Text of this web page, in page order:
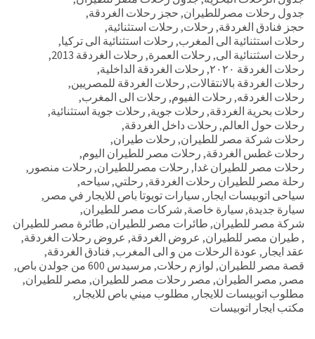
جدول رحلات مصرللطيران, حجز رحلات الغردقة,
حجز فنادق الغردقة, رحلات, رحلات استثنائية,
رحلات استثنائية الى المغرب, رحلات استثنائية الى تركيا,
رحلات اسثتنائية الى, رحلات العمرة, رحلات الغردقة 2013
,
رحلات الغردقة ٢٠٢٠
, رحلات الغردقة الداخلية,
رحلات الغردقة بالانتقالات, رحلات الغردقة للمصريين,
رحلات الغردقه, رحلات الفيوم, رحلات الى المغرب,
رحلات بحرية الغردقة, رحلات جوية, رحلات جوية استثنائية,
رحلات حول العالم, رحلات داخل الغردقة,
رحلات شركة مصر للطيران, رحلات طيران,
رحلات غطس الغردقة, رحلات مصر للطيران اليوم,
رحلات مصر للطيران غدا, رحلات مصرللطيران, رحلات منصور ,
رحلة مصر للطيران رحلات الغردقة, رحلتي, سياحه,
سياحى اتوبيسات ايجار , سيارات تويوتا باص للايجار في مصر ,
سيارة جديدة, سيارة خاصة, شركات مصر للطيران,
شركة مصر للطيران, طائرات مصر للطيران, طائرة مصر للطيران
, طيران مصر للطيران, عروض الغردقة, عروض رحلات الغردقة,
عقد ايجار , عودة الرحلات من و الى المغرب, فنادق الغردقة,
قصة مصر للطيران, لوازم رحلات, مرسيدس 600 من جولدن باص
,
مصر , مصر الطيران, مصر رحلات مصر للطيران, مصر للطيران,
مطلوب اتوبيسات للايجار , مطلوب ميني باص للايجار ,
مكتب ايجار اتوبيسات